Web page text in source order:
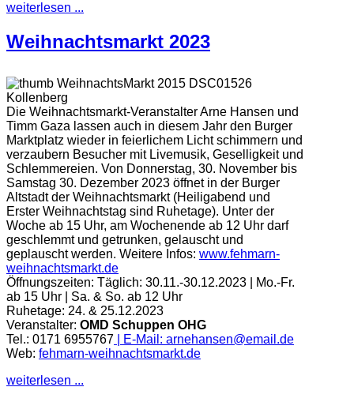
weiterlesen ...
Weihnachtsmarkt 2023
Die Weihnachtsmarkt-Veranstalter Arne Hansen und
Timm Gaza lassen auch in diesem Jahr den Burger
Marktplatz wieder in feierlichem Licht schimmern und
verzaubern Besucher mit Livemusik, Geselligkeit und
Schlemmereien. Von Donnerstag, 30. November bis
Samstag 30. Dezember 2023 öffnet in der Burger
Altstadt der Weihnachtsmarkt (Heiligabend und
Erster Weihnachtstag sind Ruhetage). Unter der
Woche ab 15 Uhr, am Wochenende ab 12 Uhr darf
geschlemmt und getrunken, gelauscht und
geplauscht werden. Weitere Infos: www.fehmarn-
weihnachtsmarkt.de
Öffnungszeiten: Täglich: 30.11.-30.12.2023 | Mo.-Fr.
ab 15 Uhr | Sa. & So. ab 12 Uhr
Ruhetage: 24. & 25.12.2023
Veranstalter: OMD Schuppen OHG
Tel.: 0171 6955767 | E-Mail: arnehansen@email.de
Web: fehmarn-weihnachtsmarkt.de
weiterlesen ...